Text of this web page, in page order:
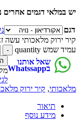
יש במלאי דגמים אחרים
דגם
קיר ירוק מלאכותי עשה
עמיד שמש quantity
שאל אותנו
בWhatssapp
מלאכותי, קיר ירוק
תיאור
מידע נוסף